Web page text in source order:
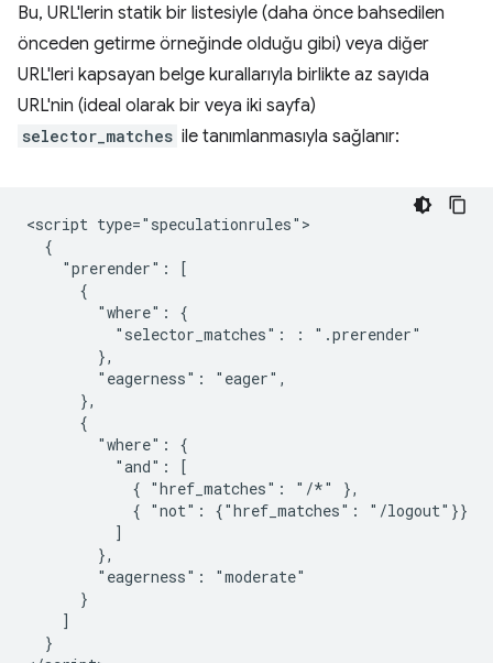
Bu, URL'lerin statik bir listesiyle (daha önce bahsedilen
önceden getirme örneğinde olduğu gibi) veya diğer
URL'leri kapsayan belge kurallarıyla birlikte az sayıda
URL'nin (ideal olarak bir veya iki sayfa)
selector_matches ile tanımlanmasıyla sağlanır:
<script type="speculationrules">
  {
    "prerender": [
      {
        "where": {
          "selector_matches": : ".prerender"
        },
        "eagerness": "eager",
      },
      {
        "where": {
          "and": [
            { "href_matches": "/*" },
            { "not": {"href_matches": "/logout"}}
          ]
        },
        "eagerness": "moderate"
      }
    ]
  }